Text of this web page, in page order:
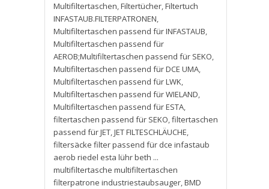
Multifiltertaschen,Filtertücher,Filtertuch
INFASTAUB.FILTERPATRONEN,
Multifiltertaschen passend für INFASTAUB,
Multifiltertaschen passend für
AEROB;Multifiltertaschen passend für SEKO,
Multifiltertaschen passend für DCE UMA,
Multifiltertaschen passend für LWK,
Multifiltertaschen passend für WIELAND,
Multifiltertaschen passend für ESTA,
filtertaschen passend für SEKO,filtertaschen
passend für JET,JET FILTESCHLÄUCHE,
filtersäcke filter passend für dce infastaub
aerob riedel esta lühr beth ...
multifiltertasche multifiltertaschen
filterpatrone industriestaubsauger,BMD